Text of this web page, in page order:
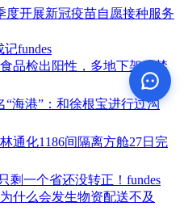
度开展新冠疫苗自愿接种服务
记fundes
品检出阳性，多地下架或禁
“海港”：和徐根宝进行过沟
通化1186间隔离方舱27日完
剩一个省还没转正！ fundes
什么会发生物资配送不及